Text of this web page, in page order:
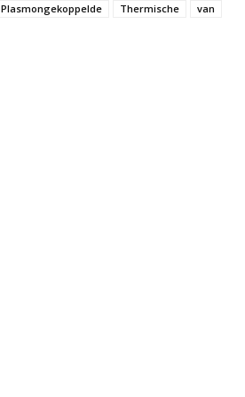
Plasmongekoppelde Thermische
van